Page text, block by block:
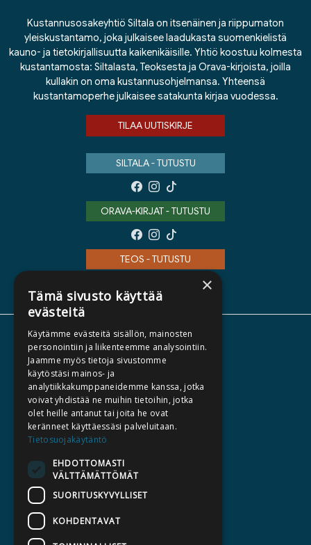
Kustannusosakeyhtiö Siltala on itsenäinen ja riippumaton
yleiskustantamo, joka julkaisee laadukasta suomenkielistä
kauno- ja tietokirjallisuutta kaikenikäisille. Yhtiö koostuu kolmesta
kustantamosta: Siltalasta, Teoksesta ja Orava-kirjoista, joilla
kullakin on oma kustannusohjelmansa. Yhteensä
kustantamoperhe julkaisee satakunta kirjaa vuodessa.
TILAA UUTISKIRJE
SILTALA - TUTUSTU
ORAVA-KIRJAT - TUTUSTU
TEOS - TUTUSTU
TIETOA MEISTÄ
TEKIJÄT
KATALOGIT
AJANKOHTAISTA
HALUATKO KIRJAILIJAKSI
KIRJA TILAUSTYÖNÄ
MEDIALLE
LASKUTUSOSOITTEET
×
Tämä sivusto käyttää
evästeitä
Käytämme evästeitä sisällön, mainosten
personointiin ja liikenteemme analysointiin.
Jaamme myös tietoja sivustomme
käytöstäsi mainos- ja
analytiikkakumppaneidemme kanssa, jotka
voivat yhdistää ne muihin tietoihin, jotka
olet heille antanut tai joita he ovat
keränneet käyttäessäsi palveluitaan.
Tietosuojakäytäntö
EHDOTTOMASTI
VÄLTTÄMÄTTÖMÄT
SUORITUSKYVYLLISET
KOHDENTAVAT